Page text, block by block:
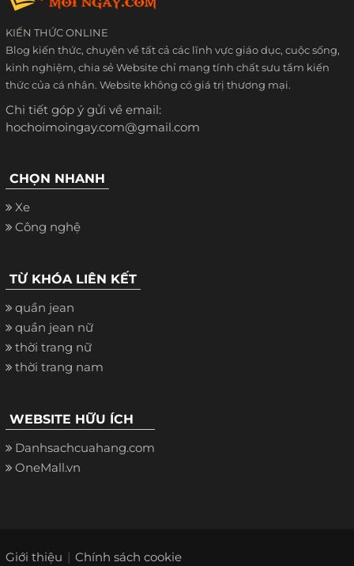
KIẾN THỨC ONLINE
Blog kiến thức, chuyên về tất cả các lĩnh vực giáo dục, cuộc sống,
kinh nghiệm, chia sẻ Website chỉ mang tính chất sưu tầm kiến
thức của cá nhân. Website không có giá trị thương mại.
Chi tiết góp ý gửi về email:
hochoimoingay.com@gmail.com
CHỌN NHANH
Xe
Công nghệ
TỪ KHÓA LIÊN KẾT
quần jean
quần jean nữ
thời trang nữ
thời trang nam
WEBSITE HỮU ÍCH
Danhsachcuahang.com
OneMall.vn
Giới thiệu Chính sách cookie